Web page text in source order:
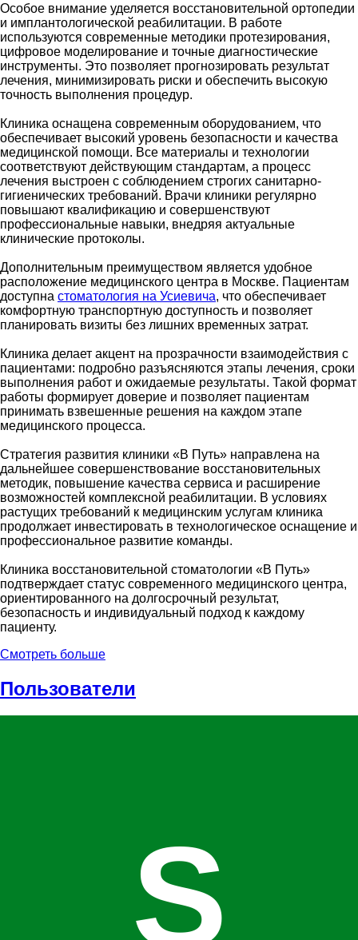
Особое внимание уделяется восстановительной ортопедии
и имплантологической реабилитации. В работе
используются современные методики протезирования,
цифровое моделирование и точные диагностические
инструменты. Это позволяет прогнозировать результат
лечения, минимизировать риски и обеспечить высокую
точность выполнения процедур.
Клиника оснащена современным оборудованием, что
обеспечивает высокий уровень безопасности и качества
медицинской помощи. Все материалы и технологии
соответствуют действующим стандартам, а процесс
лечения выстроен с соблюдением строгих санитарно-
гигиенических требований. Врачи клиники регулярно
повышают квалификацию и совершенствуют
профессиональные навыки, внедряя актуальные
клинические протоколы.
Дополнительным преимуществом является удобное
расположение медицинского центра в Москве. Пациентам
доступна стоматология на Усиевича, что обеспечивает
комфортную транспортную доступность и позволяет
планировать визиты без лишних временных затрат.
Клиника делает акцент на прозрачности взаимодействия с
пациентами: подробно разъясняются этапы лечения, сроки
выполнения работ и ожидаемые результаты. Такой формат
работы формирует доверие и позволяет пациентам
принимать взвешенные решения на каждом этапе
медицинского процесса.
Стратегия развития клиники «В Путь» направлена на
дальнейшее совершенствование восстановительных
методик, повышение качества сервиса и расширение
возможностей комплексной реабилитации. В условиях
растущих требований к медицинским услугам клиника
продолжает инвестировать в технологическое оснащение и
профессиональное развитие команды.
Клиника восстановительной стоматологии «В Путь»
подтверждает статус современного медицинского центра,
ориентированного на долгосрочный результат,
безопасность и индивидуальный подход к каждому
пациенту.
Смотреть больше
Пользователи
S